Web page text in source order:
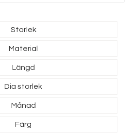
Storlek
Material
Längd
Dia storlek
Månad
Färg